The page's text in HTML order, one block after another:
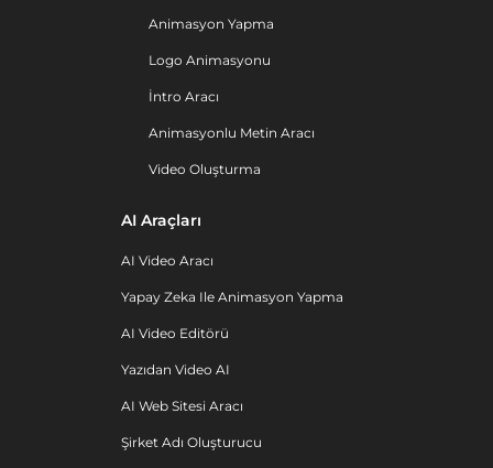
Animasyon Yapma
Logo Animasyonu
İntro Aracı
Animasyonlu Metin Aracı
Video Oluşturma
AI Araçları
AI Video Aracı
Yapay Zeka Ile Animasyon Yapma
AI Video Editörü
Yazıdan Video AI
AI Web Sitesi Aracı
Şirket Adı Oluşturucu